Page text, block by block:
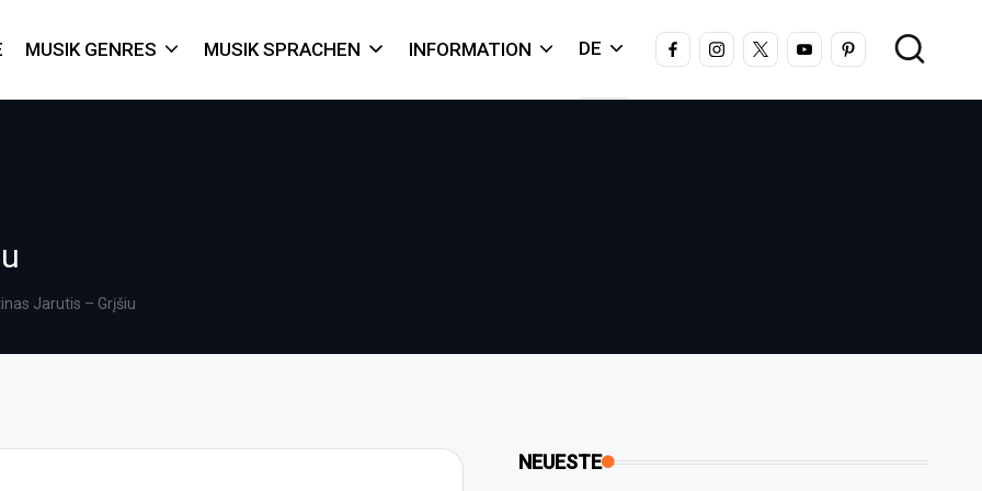
MUSIK GENRES MUSIK SPRACHEN INFORMATION DE FACEBOOKINSTAGRAM
X YOUTUBEPINTEREST
Jarutis – Grįšiu
NEUESTE